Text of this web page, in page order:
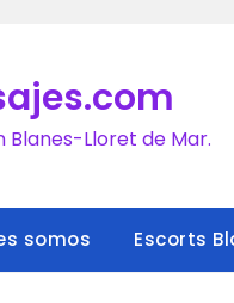
Blanes-Lloret de Mar.
somos Escorts